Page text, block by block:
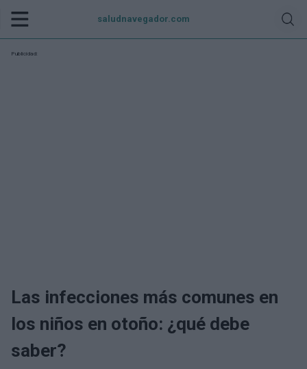
saludnavegador.com
Publicidad:
Las infecciones más comunes en
los niños en otoño: ¿qué debe
saber?